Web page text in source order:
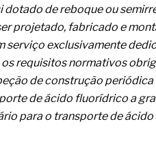
atividades de
estratégia
de materiais
no modelo de IA
a venda complexa
de reboque ou
projetado, fabricado e
serviço exclusivamente
requisitos normativos
de construção periódica
de ácido fluorídrico a
para o transporte de